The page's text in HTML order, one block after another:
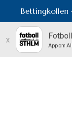
Bettingkollen
x
App om